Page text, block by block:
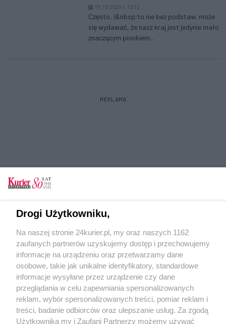
19.10.2025 r. 10:12
Często, i&nbsp;to nie bez podstaw, może
się wydawać, że nasz kraj jest jedynie mało
znaczącym pionkiem...
REKLAMA
własny ogon. Cudzysłów nieprzypadkowy.
„Tęczowa” manga na
cenzurowanym
05.10.2025 r. 12:17
Kreml często szermuje konserwatywną
retoryką. Często czyni to jedynie po to, aby
wyhodować sobie...
Drogi Użytkowniku,
Na naszej stronie 24kurier.pl, my oraz naszych 1162
zaufanych partnerów uzyskujemy dostęp i przechowujemy
informacje na urządzeniu oraz przetwarzamy dane
osobowe, takie jak unikalne identyfikatory, standardowe
informacje wysyłane przez urządzenie czy dane
przeglądania w celu zapewniania spersonalizowanych
reklam, wybór spersonalizowanych treści, pomiar reklam i
treści, badanie odbiorców oraz ulepszanie usług. Za zgodą
Użytkownika my i Zaufani Partnerzy możemy używać